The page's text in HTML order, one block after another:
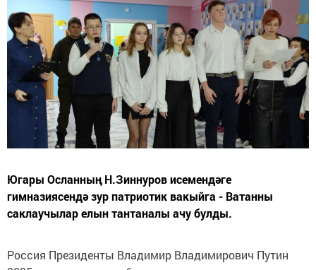
Югары Осланның Н.Зиннуров исемендәге
гимназиясендә зур патриотик вакыйга - Ватанны
саклаучылар елын тантаналы ачу булды.
Россия Президенты Владимир Владимирович Путин